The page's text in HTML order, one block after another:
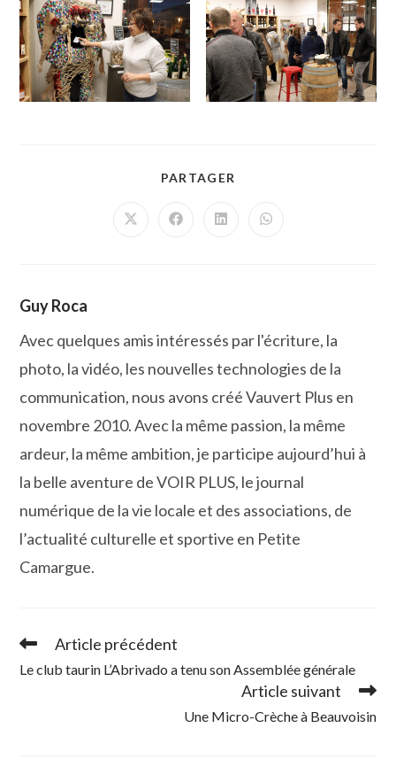
PARTAGER
Ouvrir
Ouvrir
Ouvrir
Ouvrir
Guy Roca
Avec quelques amis intéressés par l'écriture, la
photo, la vidéo, les nouvelles technologies de la
communication, nous avons créé Vauvert Plus en
novembre 2010. Avec la même passion, la même
ardeur, la même ambition, je participe aujourd’hui à
la belle aventure de VOIR PLUS, le journal
numérique de la vie locale et des associations, de
l’actualité culturelle et sportive en Petite
Camargue.
Read
articles
Article précédent
Le club taurin L’Abrivado a tenu son Assemblée générale
Article suivant
Une Micro-Crèche à Beauvoisin